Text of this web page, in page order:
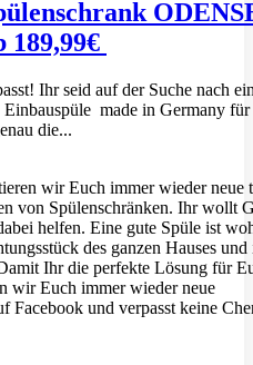
Ihr seid auf der Suche nach
made in Germany für
die...
wir Euch immer wieder neue
von Spülenschränken. Ihr wollt
helfen. Eine gute Spüle ist
des ganzen Hauses und
Ihr die perfekte Lösung für
wir Euch immer wieder neue
Facebook und verpasst keine